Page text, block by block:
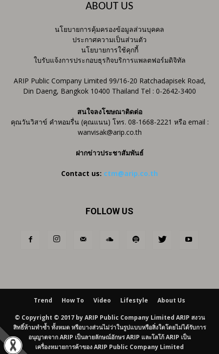
ABOUT US
นโยบายการคุ้มครองข้อมูลส่วนบุคคล
ประกาศความเป็นส่วนตัว
นโยบายการใช้คุกกี้
ใบรับแจ้งการประกอบธุรกิจบริการแพลตฟอร์มดิจิทัล
ARIP Public Company Limited 99/16-20 Ratchadapisek Road,
Din Daeng, Bangkok 10400 Thailand Tel : 0-2642-3400
สนใจลงโฆษณาติดต่อ
คุณวันวิสาข์ คำหอมรื่น (คุณแนน) โทร. 08-1668-2221 หรือ email :
wanvisak@arip.co.th
ฝากข่าวประชาสัมพันธ์
Contact us: ctm@arip.co.th
FOLLOW US
Trend How To Video Lifestyle About Us
© Copyright © 2017 by ARIP Public Company Limited ARIP สงวน
สิทธิ์ห้ามทำซ้ำ ทั้งหมด หรือบางส่วนไม่ว่าในรูปแบบหรือสิ่งใดโดยไม่ได้รับการ
อนุญาตจาก ARIP เป็นลายลักษณ์อักษร ARIP และโลโก้ ARIP เป็น
เครื่องหมายการค้าของ ARIP Public Company Limited